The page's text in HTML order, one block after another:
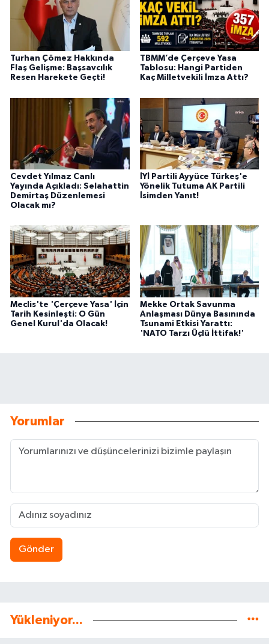
Turhan Çömez Hakkında
Flaş Gelişme: Başsavcılık
Resen Harekete Geçti!
TBMM’de Çerçeve Yasa
Tablosu: Hangi Partiden
Kaç Milletvekili İmza Attı?
Cevdet Yılmaz Canlı
Yayında Açıkladı: Selahattin
Demirtaş Düzenlemesi
Olacak mı?
İYİ Partili Ayyüce Türkeş'e
Yönelik Tutuma AK Partili
İsimden Yanıt!
Meclis'te 'Çerçeve Yasa' İçin
Tarih Kesinleşti: O Gün
Genel Kurul'da Olacak!
Mekke Ortak Savunma
Anlaşması Dünya Basınında
Tsunami Etkisi Yarattı:
'NATO Tarzı Üçlü İttifak!'
Yorumlar
Gönder
Yükleniyor...